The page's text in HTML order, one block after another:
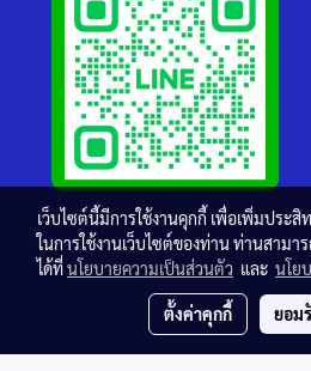
เว็บไซต์นี้มีการใช้งานคุกกี้ เพื่อเพิ่มปร
ในการใช้งานเว็บไซต์ของท่าน ท่านสามา
ได้ที่นโยบายความเป็นส่วนตัว และ นโย
ตั้งค่าคุกกี้ ยอม